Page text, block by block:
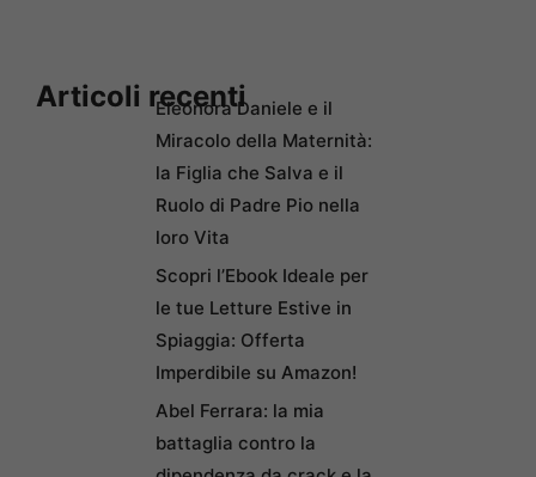
Articoli recentiEleonora Daniele e il
Miracolo della Maternità:
la Figlia che Salva e il
Ruolo di Padre Pio nella
loro Vita
Scopri l’Ebook Ideale per
le tue Letture Estive in
Spiaggia: Offerta
Imperdibile su Amazon!
Abel Ferrara: la mia
battaglia contro la